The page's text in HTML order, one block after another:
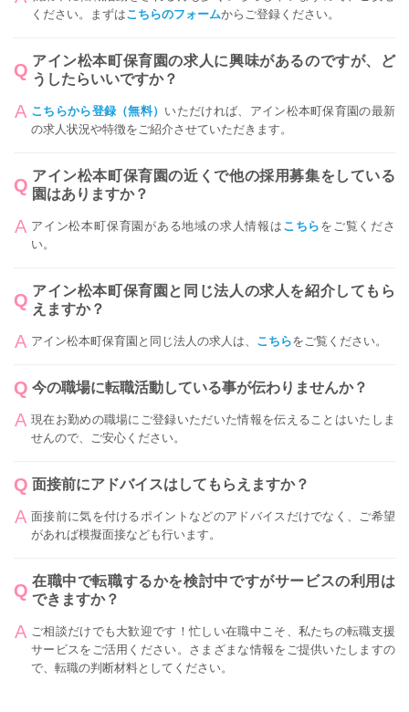
ください。まずはこちらのフォームからご登録ください。
アイン松本町保育園の求人に興味があるのですが、ど
うしたらいいですか？
こちらから登録（無料） いただければ、アイン松本町保育園の最新
の求人状況や特徴をご紹介させていただきます。
アイン松本町保育園の近くで他の採用募集をしている
園はありますか？
アイン松本町保育園がある地域の求人情報は こちら をご覧くださ
い。
アイン松本町保育園と同じ法人の求人を紹介してもら
えますか？
アイン松本町保育園と同じ法人の求人は、 こちらをご覧ください。
今の職場に転職活動している事が伝わりませんか？
現在お勤めの職場にご登録いただいた情報を伝えることはいたしま
せんので、ご安心ください。
面接前にアドバイスはしてもらえますか？
面接前に気を付けるポイントなどのアドバイスだけでなく、ご希望
があれば模擬面接なども行います。
在職中で転職するかを検討中ですがサービスの利用は
できますか？
ご相談だけでも大歓迎です！忙しい在職中こそ、私たちの転職支援
サービスをご活用ください。さまざまな情報をご提供いたしますの
で、転職の判断材料としてください。